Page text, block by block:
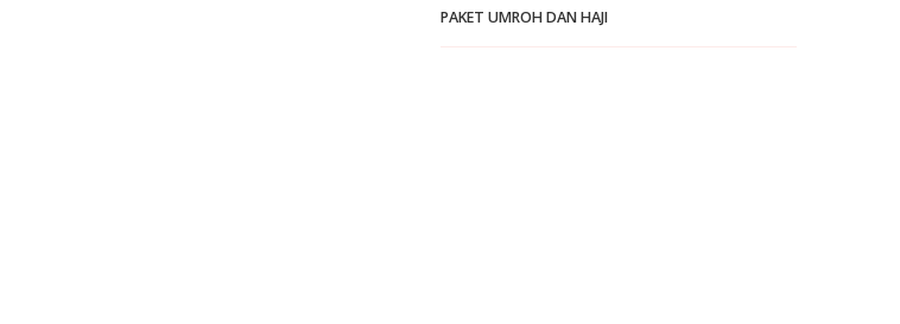
PAKET UMROH DAN HAJI